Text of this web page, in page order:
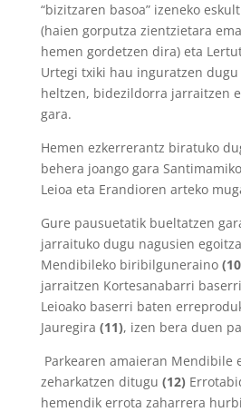
“bizitzaren basoa” izeneko
(haien gorputza zientzietara
hemen gordetzen dira) eta
Urtegi txiki hau inguratzen
heltzen, bidezildorra jarraitzen
gara.
Hemen ezkerrerantz biratuko
behera joango gara
Leioa eta Erandioren arteko
Gure pausuetatik bueltatzen
jarraituko dugu nagusien
Mendibileko biribilguneraino
jarraitzen Kortesanabarri
Leioako baserri baten
Jauregira (11), izen bera duen
Parkearen amaieran Mendibile
zeharkatzen ditugu (12)
hemendik errota zaharrera